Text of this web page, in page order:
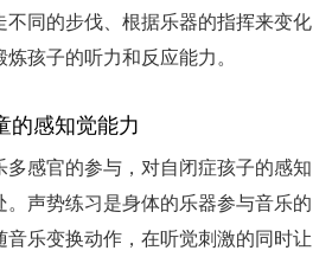
同的步伐、根据乐器的指挥来变化
孩子的听力和反应能力。
的感知觉能力
感官的参与，对自闭症孩子的感知
声势练习是身体的乐器参与音乐的
乐变换动作，在听觉刺激的同时让